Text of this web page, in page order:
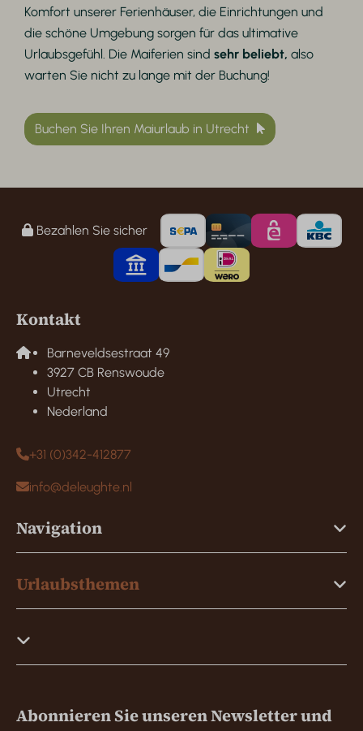
Komfort unserer Ferienhäuser, die Einrichtungen und
die schöne Umgebung sorgen für das ultimative
Urlaubsgefühl. Die Maiferien sindsehr beliebt, also
warten Sie nicht zu lange mit der Buchung!
Buchen Sie Ihren Maiurlaub in Utrecht
Bezahlen Sie sicher
Kontakt
Barneveldsestraat 49
3927 CB Renswoude
Utrecht
Nederland
+31 (0)342-412877
info@deleughte.nl
Navigation
Urlaubsthemen
Abonnieren Sie unseren Newsletter und